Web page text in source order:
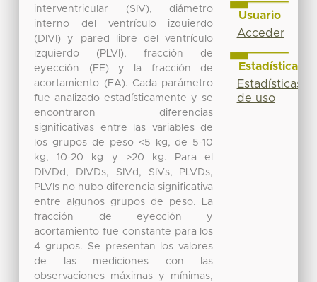
interventricular (SIV), diámetro
interno del ventrículo izquierdo
(DIVI) y pared libre del ventrículo
izquierdo (PLVI), fracción de
eyección (FE) y la fracción de
acortamiento (FA). Cada parámetro
fue analizado estadísticamente y se
encontraron diferencias
significativas entre las variables de
los grupos de peso <5 kg, de 5-10
kg, 10-20 kg y >20 kg. Para el
DIVDd, DIVDs, SIVd, SIVs, PLVDs,
PLVIs no hubo diferencia significativa
entre algunos grupos de peso. La
fracción de eyección y
acortamiento fue constante para los
4 grupos. Se presentan los valores
de las mediciones con las
observaciones máximas y mínimas,
Usuario
Acceder
Estadísticas
Estadísticas
de uso